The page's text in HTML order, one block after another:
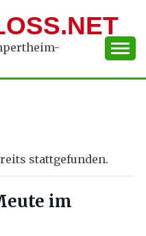
stattgefunden.
im